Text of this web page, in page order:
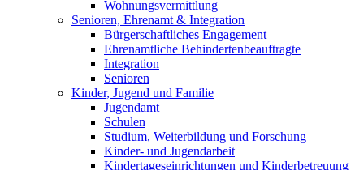
Wohnungsvermittlung
Senioren, Ehrenamt & Integration
Bürgerschaftliches Engagement
Ehrenamtliche Behindertenbeauftragte
Integration
Senioren
Kinder, Jugend und Familie
Jugendamt
Schulen
Studium, Weiterbildung und Forschung
Kinder- und Jugendarbeit
Kindertageseinrichtungen und Kinderbetreuung